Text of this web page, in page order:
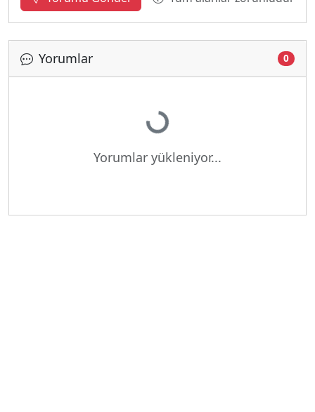
Yorumlar 0
Yükleniyor...
Yorumlar yükleniyor...